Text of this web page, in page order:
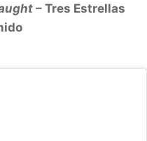
– Tres Estrellas